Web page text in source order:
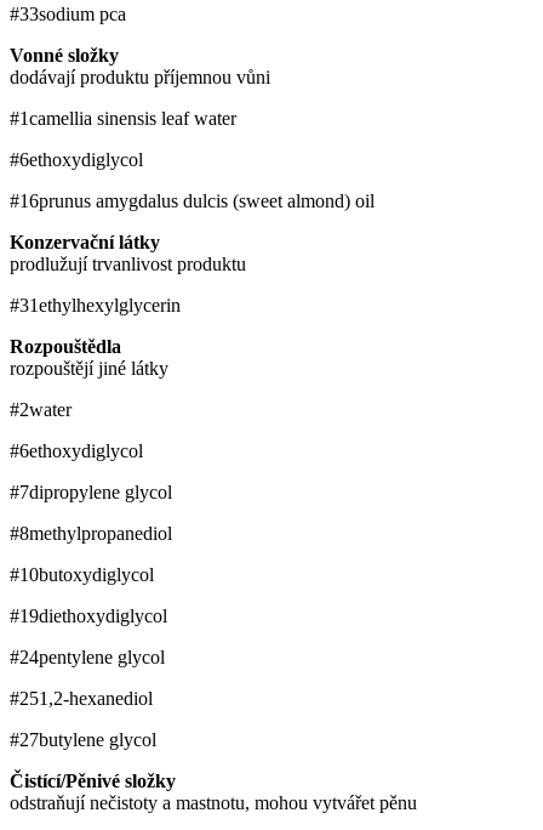
#33sodium pca
Vonné složky
dodávají produktu příjemnou vůni
#1camellia sinensis leaf water
#6ethoxydiglycol
#16prunus amygdalus dulcis (sweet almond) oil
Konzervační látky
prodlužují trvanlivost produktu
#31ethylhexylglycerin
Rozpouštědla
rozpouštějí jiné látky
#2water
#6ethoxydiglycol
#7dipropylene glycol
#8methylpropanediol
#10butoxydiglycol
#19diethoxydiglycol
#24pentylene glycol
#251,2-hexanediol
#27butylene glycol
Čistící/Pěnivé složky
odstraňují nečistoty a mastnotu, mohou vytvářet pěnu